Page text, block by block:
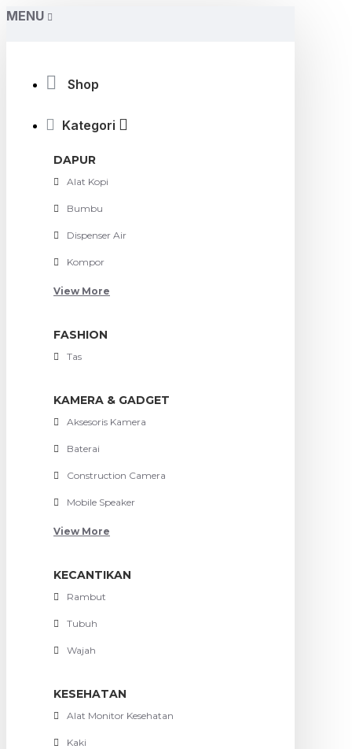
MENU
Shop
Kategori
DAPUR
Alat Kopi
Bumbu
Dispenser Air
Kompor
View More
FASHION
Tas
KAMERA & GADGET
Aksesoris Kamera
Baterai
Construction Camera
Mobile Speaker
View More
KECANTIKAN
Rambut
Tubuh
Wajah
KESEHATAN
Alat Monitor Kesehatan
Kaki